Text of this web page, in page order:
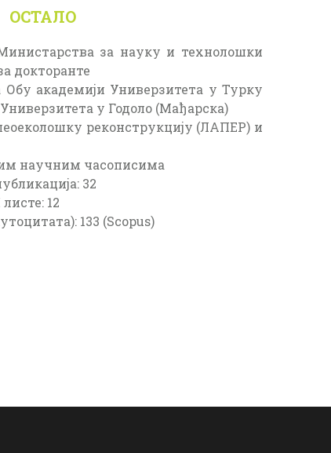
ОСТАЛО
Министарства за науку и технолошки
докторанте
академији Универзитета у Турку
у Годоло (Мађарска)
реконструкцију (ЛАПЕР) и
научним часописима
32
12
133 (Scopus)